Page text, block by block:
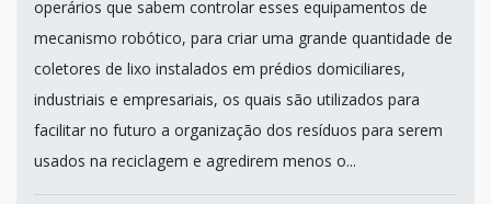
operários que sabem controlar esses equipamentos de
mecanismo robótico, para criar uma grande quantidade de
coletores de lixo instalados em prédios domiciliares,
industriais e empresariais, os quais são utilizados para
facilitar no futuro a organização dos resíduos para serem
usados na reciclagem e agredirem menos o...